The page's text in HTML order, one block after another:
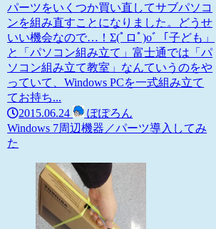
パーツをいくつか買い直してサブパソコ
ンを組み直すことになりました。どうせ
いい機会なので…！Σ(ﾟロﾟ)oﾞ「子ども」
と「パソコン組み立て」富士通では「パ
ソコン組み立て教室」なんていうのをや
っていて、Windows PCを一式組み立て
てお持ち...
2015.06.24
ぽぽろん
Windows 7周辺機器／パーツ導入してみ
た